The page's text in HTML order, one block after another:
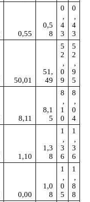
0,55
0,5
8
0
,
4
3
0
,
4
3
50,01
51,
49
5
2
,
0
9
5
2
,
9
5
8,11
8,1
5
8
,
1
0
8
,
0
4
1,10
1,3
8
1
,
3
6
1
,
3
6
0,00
1,0
8
1
,
0
5
1
,
8
8